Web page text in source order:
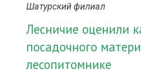
Шатурский филиал
Лесничие оценили
посадочного
лесопитомнике